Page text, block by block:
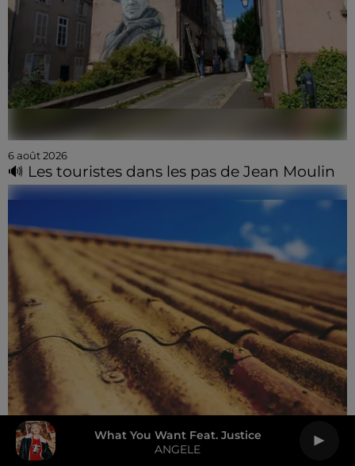
What You Want Feat. Justice
ANGELE
6 août 2026
🔊 Les touristes dans les pas de Jean Moulin
6 août 2026